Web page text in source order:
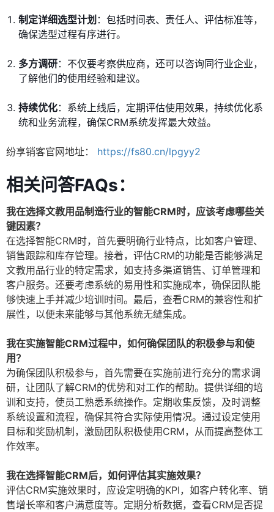
制定详细选型计划 ：包括时间表、责任人、评估标准等，
确保选型过程有序进行。
多方调研：不仅要考察供应商，还可以咨询同行业企业，
了解他们的使用经验和建议。
持续优化：系统上线后，定期评估使用效果，持续优化系
统和业务流程，确保CRM系统发挥最大效益。
纷享销客官网地址： https://fs80.cn/lpgyy2
相关问答FAQs：
我在选择文教用品制造行业的智能CRM时，应该考虑哪些关
键因素？
在选择智能CRM时，首先要明确行业特点，比如客户管理、
销售跟踪和库存管理。接着，评估CRM的功能是否能够满足
文教用品行业的特定需求，如支持多渠道销售、订单管理和
客户服务。还要考虑系统的易用性和实施成本，确保团队能
够快速上手并减少培训时间。最后，查看CRM的兼容性和扩
展性，以便未来能够与其他系统无缝集成。
我在实施智能CRM过程中，如何确保团队的积极参与和使
用？
为确保团队积极参与，首先需要在实施前进行充分的需求调
研，让团队了解CRM的优势和对工作的帮助。提供详细的培
训和支持，使员工熟悉系统操作。定期收集反馈，及时调整
系统设置和流程，确保其符合实际使用情况。通过设定使用
目标和奖励机制，激励团队积极使用CRM，从而提高整体工
作效率。
我在选择智能CRM后，如何评估其实施效果？
评估CRM实施效果时，应设定明确的KPI，如客户转化率、销
售增长率和客户满意度等。定期分析数据，查看CRM是否提